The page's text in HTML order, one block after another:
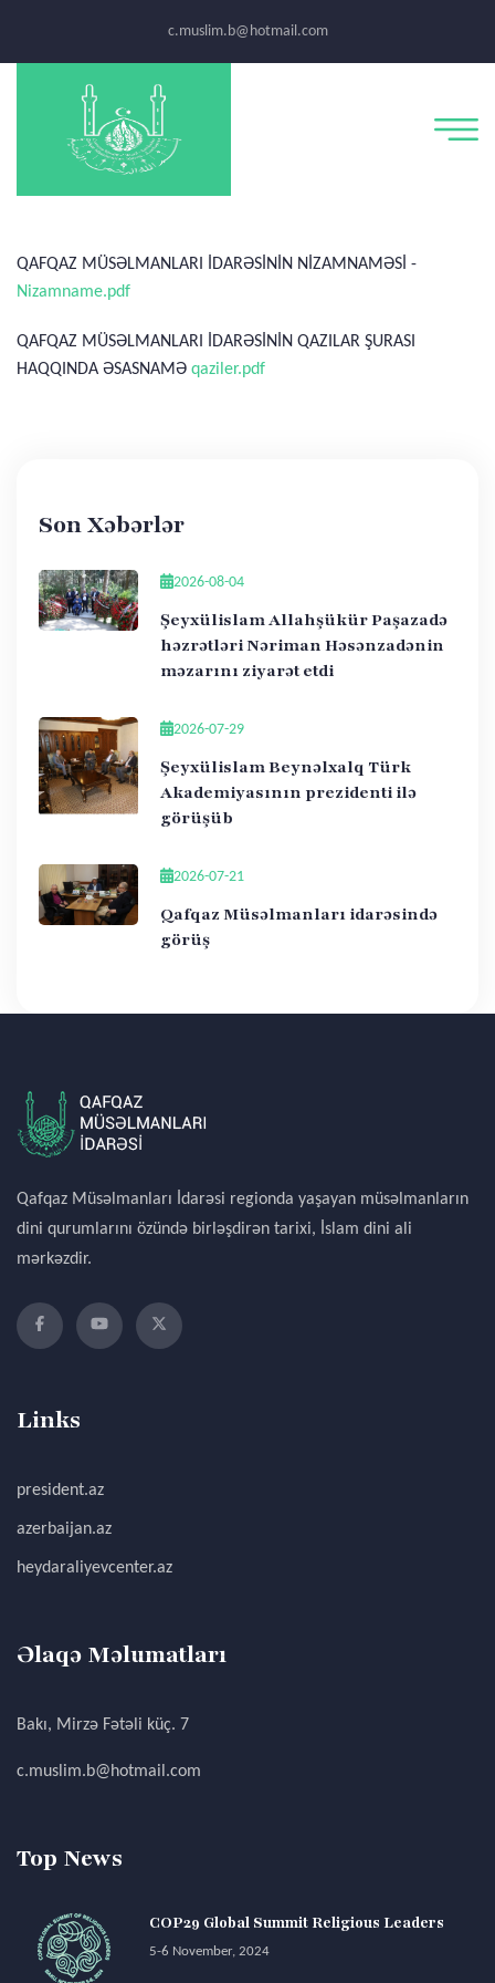
c.muslim.b@hotmail.com
QAFQAZ MÜSƏLMANLARI İDARƏSİNİN NİZAMNAMƏSİ -
Nizamname.pdf
QAFQAZ MÜSƏLMANLARI İDARƏSİNİN QAZILAR ŞURASI
HAQQINDA ƏSASNAMƏ qaziler.pdf
Son Xəbərlər
2026-08-04
Şeyxülislam Allahşükür Paşazadə
həzrətləri Nəriman Həsənzadənin
məzarını ziyarət etdi
2026-07-29
Şeyxülislam Beynəlxalq Türk
Akademiyasının prezidenti ilə
görüşüb
2026-07-21
Qafqaz Müsəlmanları idarəsində
görüş
Qafqaz Müsəlmanları İdarəsi regionda yaşayan müsəlmanların
dini qurumlarını özündə birləşdirən tarixi, İslam dini ali
mərkəzdir.
Links
president.az
azerbaijan.az
heydaraliyevcenter.az
Əlaqə Məlumatları
Bakı, Mirzə Fətəli küç. 7
c.muslim.b@hotmail.com
Top News
COP29 Global Summit Religious Leaders
5-6 November, 2024